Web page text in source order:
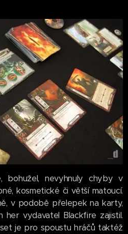
bohužel, nevyhnuly chyby v
kosmetické či větší matoucí.
v podobě přelepek na karty,
her vydavatel Blackfire zajistil.
je pro spoustu hráčů taktéž